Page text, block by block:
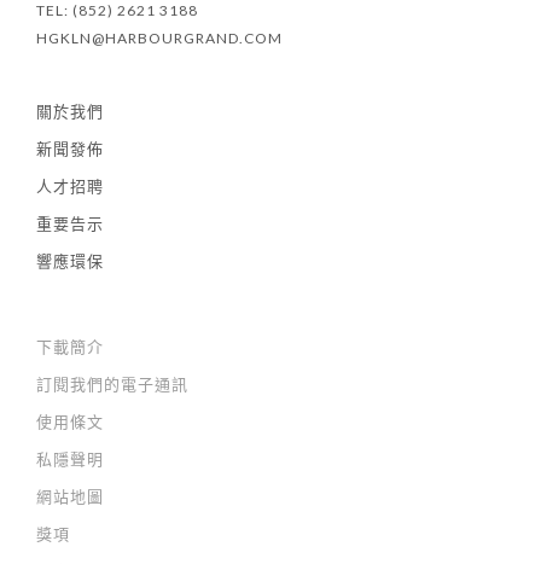
TEL: (852) 2621 3188
HGKLN@HARBOURGRAND.COM
關於我們
新聞發佈
人才招聘
重要告示
響應環保
下載簡介
訂閱我們的電子通訊
使用條文
私隱聲明
網站地圖
獎項